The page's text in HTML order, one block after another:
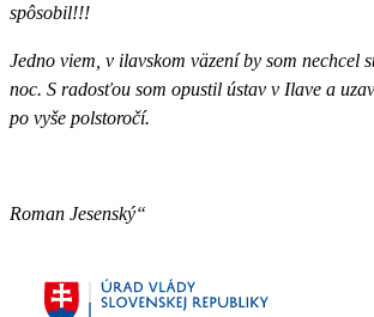
spôsobil!!!
Jedno viem, v ilavskom väzení by som nechcel
noc. S radosťou som opustil ústav v Ilave a
po vyše polstoročí.
Roman Jesenský“